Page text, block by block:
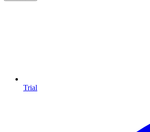
Trial